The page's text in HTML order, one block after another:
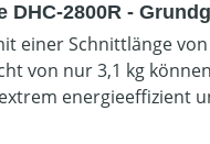
2800R -
einer Schnittlänge
von nur 3,1 kg
energieeffizient